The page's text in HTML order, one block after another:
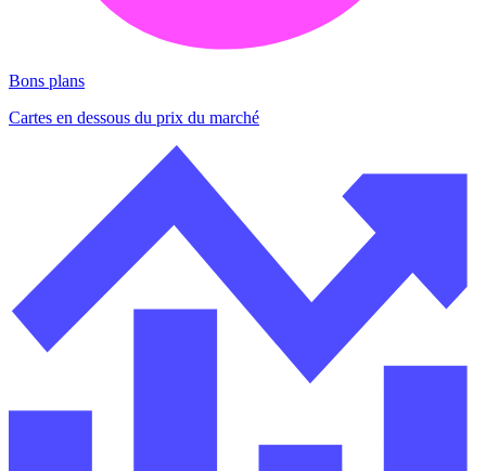
Bons plans
Cartes en dessous du prix du marché